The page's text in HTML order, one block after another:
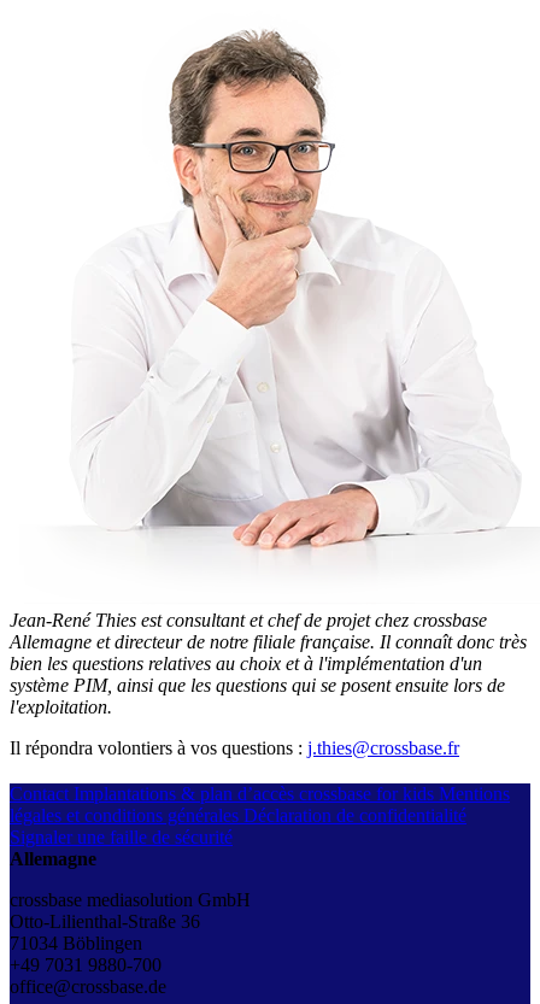
Jean-René Thies est consultant et chef de projet chez crossbase
Allemagne et directeur de notre filiale française. Il connaît donc très
bien les questions relatives au choix et à l'implémentation d'un
système PIM, ainsi que les questions qui se posent ensuite lors de
l'exploitation.
Il répondra volontiers à vos questions : j.thies@crossbase.fr
Contact Implantations & plan d’accès crossbase for kids Mentions
légales et conditions générales Déclaration de confidentialité
Signaler une faille de sécurité
Allemagne
crossbase mediasolution GmbH
Otto-Lilienthal-Straße 36
71034 Böblingen
+49 7031 9880-700
office@crossbase.de